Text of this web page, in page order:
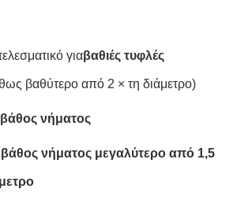
γιαβαθιές τυφλές
βαθύτερο από 2 × τη διάμετρο)
νήματος
νήματος μεγαλύτερο από 1,5